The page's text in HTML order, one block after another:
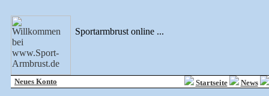
Sportarmbrust online ...
Neues Konto Startseite News